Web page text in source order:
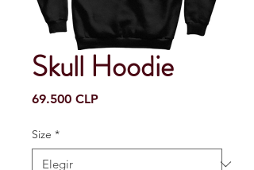
Skull Hoodie
69.500 CLPPrecio
Size *